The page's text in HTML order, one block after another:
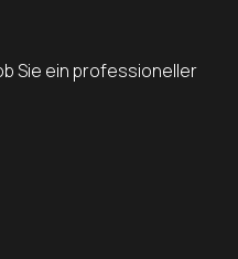
Sie ein professioneller